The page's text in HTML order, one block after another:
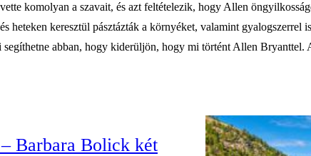
komolyan a szavait, és azt feltételezik, hogy Allen
heteken keresztül pásztázták a környéket, valamint gyalogszerrel
abban, hogy kiderüljön, hogy mi történt Allen Bryanttel.
Barbara Bolick két